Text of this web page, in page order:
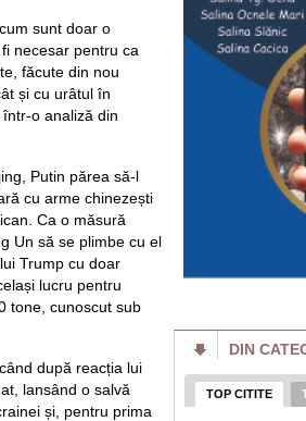
sunt doar o
necesar pentru ca
făcute din nou
și cu urâtul în
o analiză din
Putin părea să-l
cu arme chinezești
Ca o măsură
Un să se plimbe cu el
Trump cu doar
lucru pentru
tone, cunoscut sub
după reacția lui
lansând o salvă
și, pentru prima
Cât a costat-o
„Dacă vă
va fi"
O tanara
ce a dezvaluit o
achite pentru o
Bulgaria face
Ministrul de la
România
Bulgaria face
de la Sofia se
masivBulgaria
România a
perioada 2-8
top. Mai explică
slăbire
Mulți oameni
DIN
TOP CITITE